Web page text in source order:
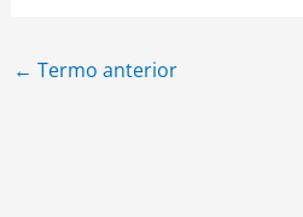
← Termo anterior